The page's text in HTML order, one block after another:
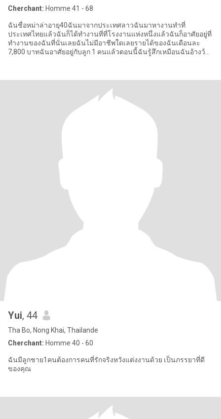
Cherchant: Homme 41 - 68
ฉันชื่อหม่าล่าอายุ40ฉันมาจากประเทศลาวฉันมาหางานทำที่
ประเทศไทยแล้วฉันก็ได้ทำงานที่ที่โรงงานแห่งหนึ่งแล้วฉันก็อาศัยอยู่ที่
ทำงานของฉันที่นั่นเลยฉันไม่มีอาชีพใดเลยรายได้ของฉันเดือนละ
7,800 บาทฉันอาศัยอยู่กับลูก 1 คนแล้วตอนนี้ฉันรู้สึกเหมือนฉันอ้างว้าง
Yui, 44
Tha Bo, Nong Khai, Thailande
Cherchant: Homme 40 - 60
ฉันมีลูกชาย1คนต้องการคนที่รักจริงหวังแต่งงานด้วย เป็นภรรยาที่ดี
ของคุณ